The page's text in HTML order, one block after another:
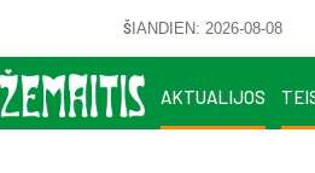
ŠIANDIEN: 2026-08-08
AKTUALIJOS